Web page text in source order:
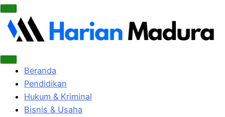
Beranda
Pendidikan
Hukum & Kriminal
Bisnis & Usaha